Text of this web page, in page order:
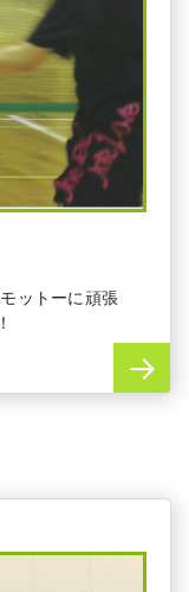
ットーに頑張